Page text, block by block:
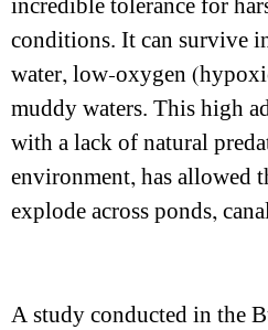
incredible tolerance for
conditions. It can survive
water, low-oxygen
muddy waters. This high
with a lack of natural
environment, has allowed
explode across ponds,
A study conducted in the